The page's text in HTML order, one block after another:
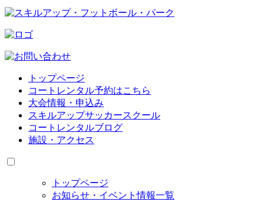
トップページ
コートレンタル予約はこちら
大会情報・申込み
スキルアップサッカースクール
コートレンタルブログ
施設・アクセス
トップページ
お知らせ・イベント情報一覧